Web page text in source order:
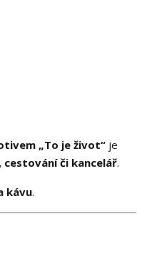
„To je život“ je
či kancelář.
kávu.